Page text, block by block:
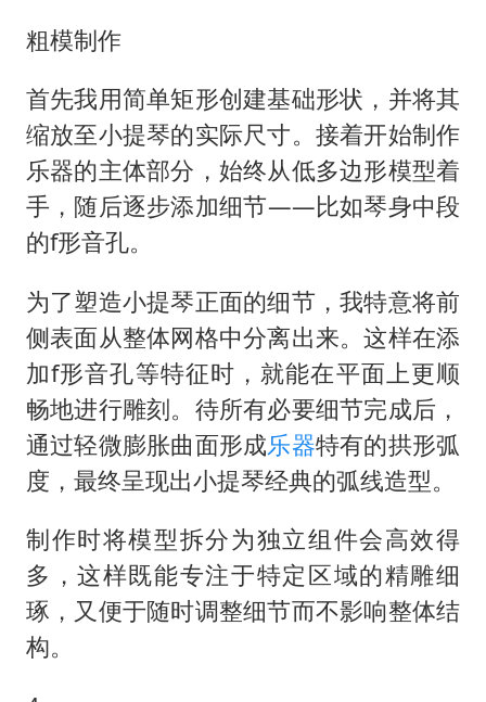
粗模制作
首先我用简单矩形创建基础形状，并将其
缩放至小提琴的实际尺寸。接着开始制作
乐器的主体部分，始终从低多边形模型着
手，随后逐步添加细节——比如琴身中段
的f形音孔。
为了塑造小提琴正面的细节，我特意将前
侧表面从整体网格中分离出来。这样在添
加f形音孔等特征时，就能在平面上更顺
畅地进行雕刻。待所有必要细节完成后，
通过轻微膨胀曲面形成乐器特有的拱形弧
度，最终呈现出小提琴经典的弧线造型。
制作时将模型拆分为独立组件会高效得
多，这样既能专注于特定区域的精雕细
琢，又便于随时调整细节而不影响整体结
构。